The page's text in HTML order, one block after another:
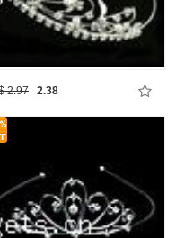
2.97 2.38